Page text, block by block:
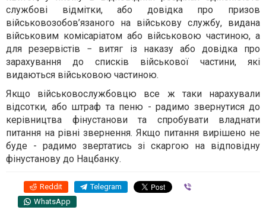
службові відмітки, або довідка про призов
військовозобов’язаного на військову службу, видана
військовим комісаріатом або військовою частиною, а
для резервістів − витяг із наказу або довідка про
зарахування до списків військової частини, які
видаються військовою частиною.
Якщо військовослужбовцю все ж таки нарахували
відсотки, або штраф та пеню - радимо звернутися до
керівництва фінустанови та спробувати владнати
питання на рівні звернення. Якщо питання вирішено не
буде - радимо звертатись зі скаргою на відповідну
фінустанову до Нацбанку.
Reddit Telegram
WhatsApp